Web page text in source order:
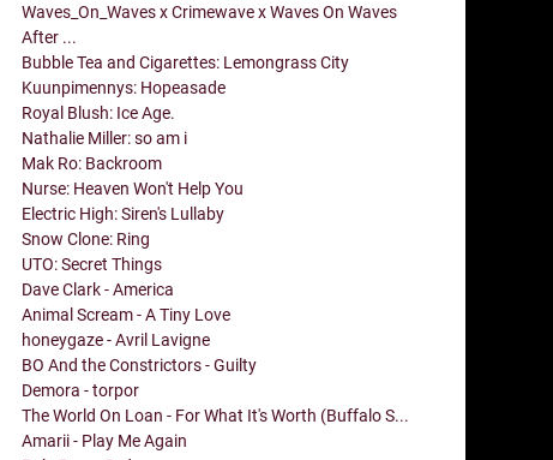
Waves_On_Waves x Crimewave x Waves On Waves
After ...
Bubble Tea and Cigarettes: Lemongrass City
Kuunpimennys: Hopeasade
Royal Blush: Ice Age.
Nathalie Miller: so am i
Mak Ro: Backroom
Nurse: Heaven Won't Help You
Electric High: Siren's Lullaby
Snow Clone: Ring
UTO: Secret Things
Dave Clark - America
Animal Scream - A Tiny Love
honeygaze - Avril Lavigne
BO And the Constrictors - Guilty
Demora - torpor
The World On Loan - For What It's Worth (Buffalo S...
Amarii - Play Me Again